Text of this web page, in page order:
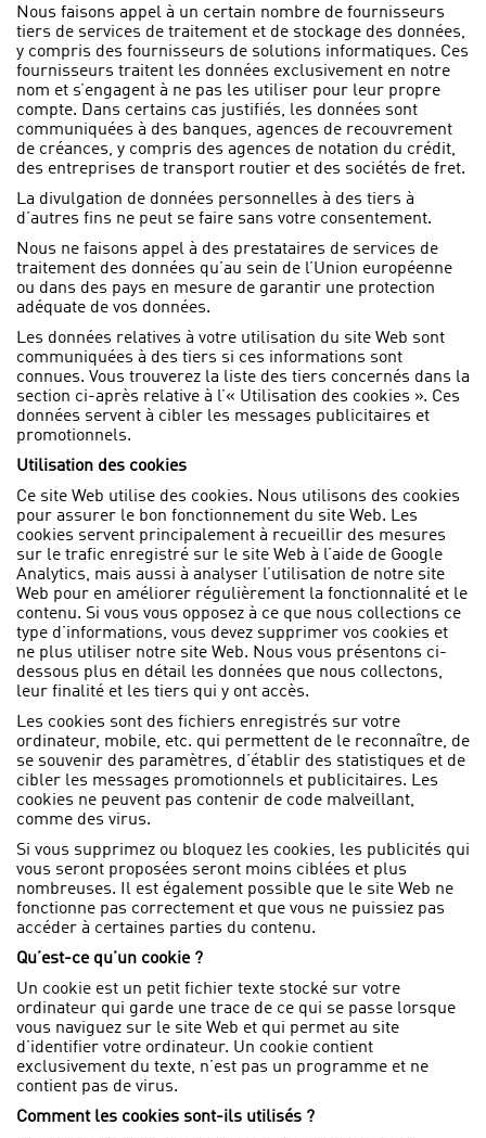
Nous faisons appel à un certain nombre de fournisseurs
tiers de services de traitement et de stockage des données,
y compris des fournisseurs de solutions informatiques. Ces
fournisseurs traitent les données exclusivement en notre
nom et s’engagent à ne pas les utiliser pour leur propre
compte. Dans certains cas justifiés, les données sont
communiquées à des banques, agences de recouvrement
de créances, y compris des agences de notation du crédit,
des entreprises de transport routier et des sociétés de fret.
La divulgation de données personnelles à des tiers à
d’autres fins ne peut se faire sans votre consentement.
Nous ne faisons appel à des prestataires de services de
traitement des données qu’au sein de l’Union européenne
ou dans des pays en mesure de garantir une protection
adéquate de vos données.
Les données relatives à votre utilisation du site Web sont
communiquées à des tiers si ces informations sont
connues. Vous trouverez la liste des tiers concernés dans la
section ci-après relative à l’« Utilisation des cookies ». Ces
données servent à cibler les messages publicitaires et
promotionnels.
Utilisation des cookies
Ce site Web utilise des cookies. Nous utilisons des cookies
pour assurer le bon fonctionnement du site Web. Les
cookies servent principalement à recueillir des mesures
sur le trafic enregistré sur le site Web à l’aide de Google
Analytics, mais aussi à analyser l’utilisation de notre site
Web pour en améliorer régulièrement la fonctionnalité et le
contenu. Si vous vous opposez à ce que nous collections ce
type d’informations, vous devez supprimer vos cookies et
ne plus utiliser notre site Web. Nous vous présentons ci-
dessous plus en détail les données que nous collectons,
leur finalité et les tiers qui y ont accès.
Les cookies sont des fichiers enregistrés sur votre
ordinateur, mobile, etc. qui permettent de le reconnaître, de
se souvenir des paramètres, d’établir des statistiques et de
cibler les messages promotionnels et publicitaires. Les
cookies ne peuvent pas contenir de code malveillant,
comme des virus.
Si vous supprimez ou bloquez les cookies, les publicités qui
vous seront proposées seront moins ciblées et plus
nombreuses. Il est également possible que le site Web ne
fonctionne pas correctement et que vous ne puissiez pas
accéder à certaines parties du contenu.
Qu’est-ce qu’un cookie ?
Un cookie est un petit fichier texte stocké sur votre
ordinateur qui garde une trace de ce qui se passe lorsque
vous naviguez sur le site Web et qui permet au site
d’identifier votre ordinateur. Un cookie contient
exclusivement du texte, n’est pas un programme et ne
contient pas de virus.
Comment les cookies sont-ils utilisés ?